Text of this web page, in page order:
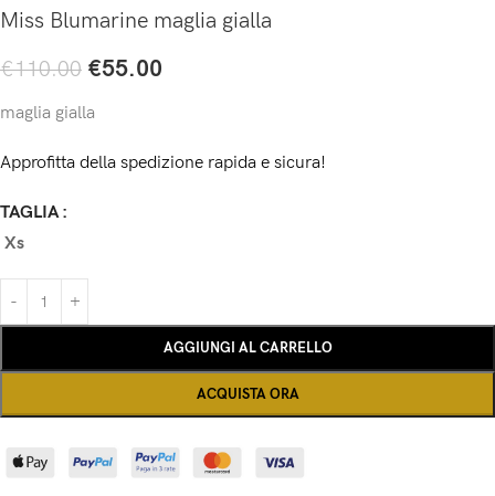
Miss Blumarine maglia gialla
€110.00 €55.00
maglia gialla
Approfitta della spedizione rapida e sicura!
TAGLIA
Xs
AGGIUNGI AL CARRELLO
ACQUISTA ORA